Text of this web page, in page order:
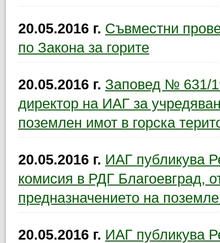
20.05.2016 г. Съвместни
по Закона за горите
20.05.2016 г. Заповед № 631/
директор на ИАГ за
поземлен имот в горска
20.05.2016 г. ИАГ публикува
комисия в РДГ Благоевград,
предназначението на
20.05.2016 г. ИАГ публикува